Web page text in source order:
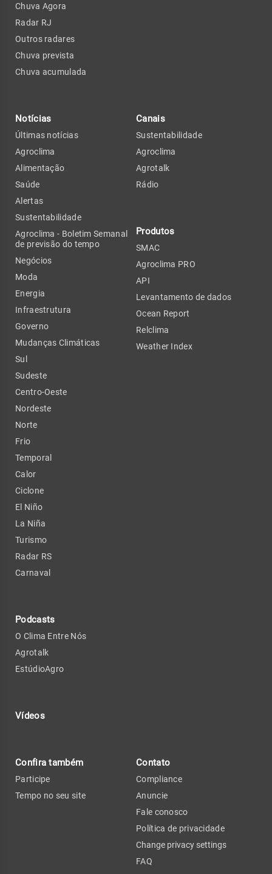
Chuva Agora
Radar RJ
Outros radares
Chuva prevista
Chuva acumulada
Notícias
Últimas notícias
Agroclima
Alimentação
Saúde
Alertas
Sustentabilidade
Agroclima - Boletim Semanal
de previsão do tempo
Negócios
Moda
Energia
Infraestrutura
Governo
Mudanças Climáticas
Sul
Sudeste
Centro-Oeste
Nordeste
Norte
Frio
Temporal
Calor
Ciclone
El Niño
La Niña
Turismo
Radar RS
Carnaval
Podcasts
O Clima Entre Nós
Agrotalk
EstúdioAgro
Vídeos
Canais
Sustentabilidade
Agroclima
Agrotalk
Rádio
Produtos
SMAC
Agroclima PRO
API
Levantamento de dados
Ocean Report
Relclima
Weather Index
Confira também
Participe
Tempo no seu site
Contato
Compliance
Anuncie
Fale conosco
Política de privacidade
Change privacy settings
FAQ